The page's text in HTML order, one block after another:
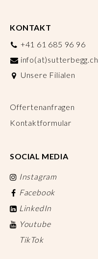
KONTAKT
+41 61 685 96 96
info(at)sutterbegg.ch
Unsere Filialen
Offertenanfragen
Kontaktformular
SOCIAL MEDIA
Instagram
Facebook
LinkedIn
Youtube
TikTok